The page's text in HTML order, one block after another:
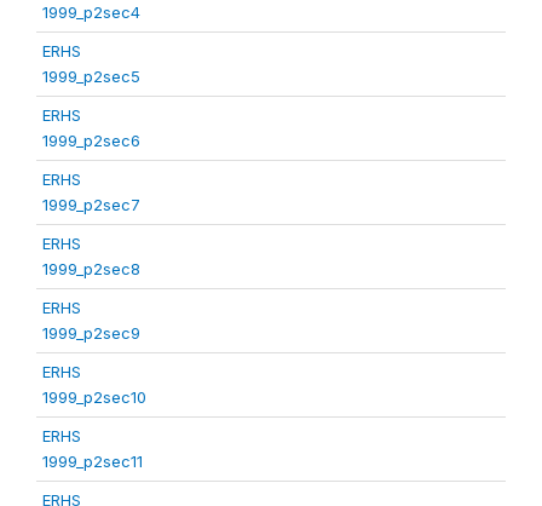
1999_p2sec4
ERHS
1999_p2sec5
ERHS
1999_p2sec6
ERHS
1999_p2sec7
ERHS
1999_p2sec8
ERHS
1999_p2sec9
ERHS
1999_p2sec10
ERHS
1999_p2sec11
ERHS